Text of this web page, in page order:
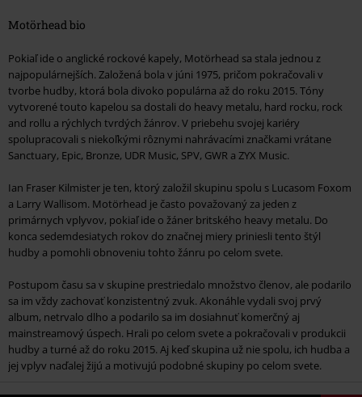
Motörhead bio
Pokiaľ ide o anglické rockové kapely, Motörhead sa stala jednou z
najpopulárnejších. Založená bola v júni 1975, pričom pokračovali v
tvorbe hudby, ktorá bola divoko populárna až do roku 2015. Tóny
vytvorené touto kapelou sa dostali do heavy metalu, hard rocku, rock
and rollu a rýchlych tvrdých žánrov. V priebehu svojej kariéry
spolupracovali s niekoľkými rôznymi nahrávacími značkami vrátane
Sanctuary, Epic, Bronze, UDR Music, SPV, GWR a ZYX Music.
Ian Fraser Kilmister je ten, ktorý založil skupinu spolu s Lucasom Foxom
a Larry Wallisom. Motörhead je často považovaný za jeden z
primárnych vplyvov, pokiaľ ide o žáner britského heavy metalu. Do
konca sedemdesiatych rokov do značnej miery priniesli tento štýl
hudby a pomohli obnoveniu tohto žánru po celom svete.
Postupom času sa v skupine prestriedalo množstvo členov, ale podarilo
sa im vždy zachovať konzistentný zvuk. Akonáhle vydali svoj prvý
album, netrvalo dlho a podarilo sa im dosiahnuť komerčný aj
mainstreamový úspech. Hrali po celom svete a pokračovali v produkcii
hudby a turné až do roku 2015. Aj keď skupina už nie spolu, ich hudba a
jej vplyv naďalej žijú a motivujú podobné skupiny po celom svete.